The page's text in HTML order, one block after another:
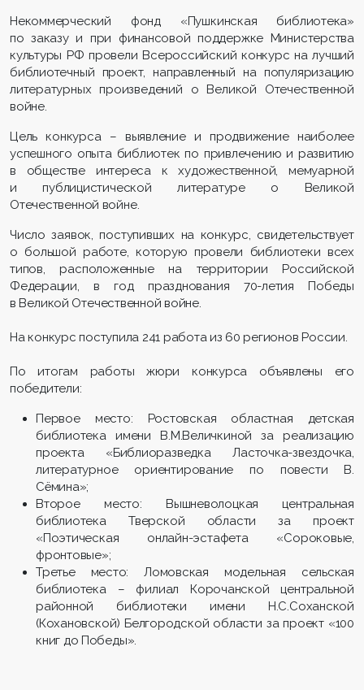
Некоммерческий фонд «Пушкинская библиотека»
по заказу и при финансовой поддержке Министерства
культуры РФ провели Всероссийский конкурс на лучший
библиотечный проект, направленный на популяризацию
литературных произведений о Великой Отечественной
войне.
Цель конкурса – выявление и продвижение наиболее
успешного опыта библиотек по привлечению и развитию
в обществе интереса к художественной, мемуарной
и публицистической литературе о Великой
Отечественной войне.
Число заявок, поступивших на конкурс, свидетельствует
о большой работе, которую провели библиотеки всех
типов, расположенные на территории Российской
Федерации, в год празднования 70-летия Победы
в Великой Отечественной войне.
На конкурс поступила 241 работа из 60 регионов России.
По итогам работы жюри конкурса объявлены его
победители:
Первое место: Ростовская областная детская
библиотека имени В.М.Величкиной за реализацию
проекта «Библиоразведка Ласточка-звездочка,
литературное ориентирование по повести В.
Сёмина»;
Второе место: Вышневолоцкая центральная
библиотека Тверской области за проект
«Поэтическая онлайн-эстафета «Сороковые,
фронтовые»;
Третье место: Ломовская модельная сельская
библиотека – филиал Корочанской центральной
районной библиотеки имени Н.С.Соханской
(Кохановской) Белгородской области за проект «100
книг до Победы».